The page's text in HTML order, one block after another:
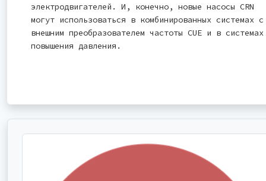
электродвигателей. И, конечно, новые насосы CRN
могут использоваться в комбинированных системах с
внешним преобразователем частоты CUE и в системах
повышения давления.